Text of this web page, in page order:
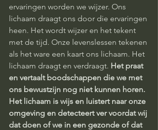
ervaringen worden we wijzer. Ons
lichaam draagt ons door die ervaringen
heen. Het wordt wijzer en het tekent
met de tijd. Onze levenslessen tekenen
als het ware een kaart ons lichaam. Het
lichaam draagt en verdraagt. Het praat
en vertaalt boodschappen die we met
ons bewustzijn nog niet kunnen horen.
Het lichaam is wijs en luistert naar onze
omgeving en detecteert ver voordat wij
dat doen of we in een gezonde of dat